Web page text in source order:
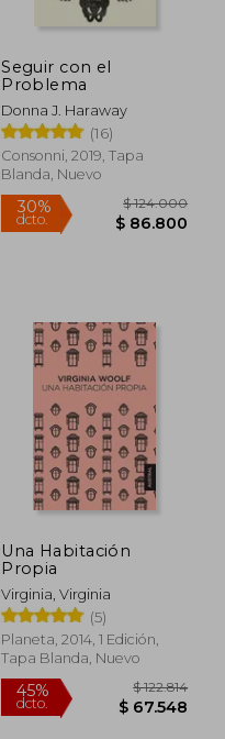
45%
dcto. $
Seguir con el
Problema
Donna J. Haraway
(16)
Consonni, 2019, Tapa
Blanda, Nuevo
Una Habitación
Propia
Virginia, Virginia
(5)
Planeta, 2014, 1 Edición,
Tapa Blanda, Nuevo